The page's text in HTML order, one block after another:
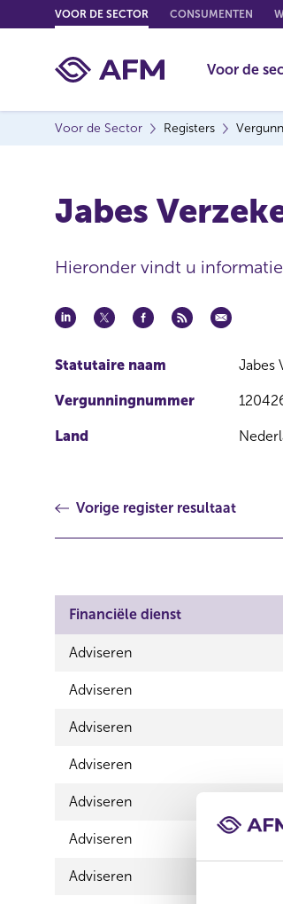
o
o
VOOR DE SECTOR CONSUMENTEN
Voor de
Voor de Sector Registers
Jabes
Hieronder vindt u
Statutaire naam Jabes
Vergunningnummer
Land
Vorige register resultaat
Financiële dienst
Adviseren
Adviseren
Adviseren
Adviseren
Adviseren
Adviseren
Adviseren